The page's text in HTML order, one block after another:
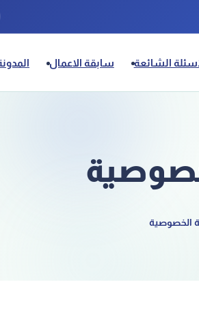
الشائعة سابقة الاعمال
الخصوصية